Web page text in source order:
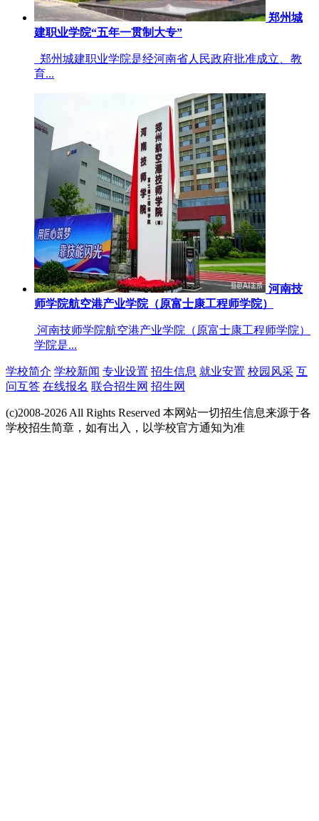
郑州城
建职业学院“五年一贯制大专”
郑州城建职业学院是经河南省人民政府批准成立、教
育...
河南技
师学院航空港产业学院（原富士康工程师学院）
河南技师学院航空港产业学院（原富士康工程师学院）
学院是...
学校简介 学校新闻 专业设置 招生信息 就业安置 校园风采 互
问互答 在线报名 联合招生网 招生网
(c)2008-2026 All Rights Reserved 本网站一切招生信息来源于各
学校招生简章，如有出入，以学校官方通知为准